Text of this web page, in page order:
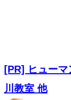
[PR] ヒュー
川教室 他